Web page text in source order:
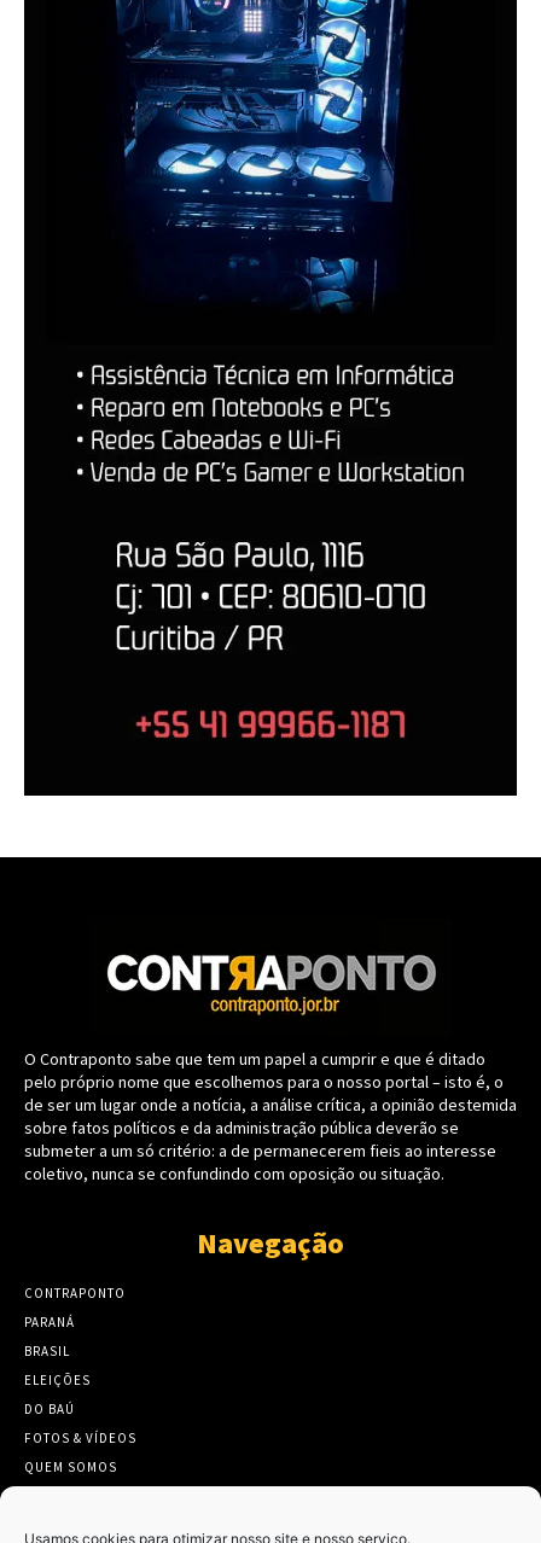
Usamos cookies para otimizar nosso site e nosso serviço.
O Contraponto sabe que tem um papel a cumprir e que é ditado
pelo próprio nome que escolhemos para o nosso portal – isto é, o
de ser um lugar onde a notícia, a análise crítica, a opinião destemida
sobre fatos políticos e da administração pública deverão se
submeter a um só critério: a de permanecerem fieis ao interesse
coletivo, nunca se confundindo com oposição ou situação.
Navegação
CONTRAPONTO
PARANÁ
BRASIL
ELEIÇÕES
DO BAÚ
FOTOS & VÍDEOS
QUEM SOMOS